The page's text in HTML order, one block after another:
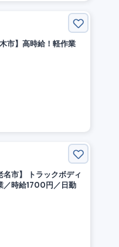
木市】高時給！軽作業
名市】 トラックボディ
／時給1700円／日勤